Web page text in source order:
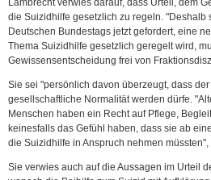
Lambrecht verwies darauf, dass Urteil, dem
die Suizidhilfe gesetzlich zu regeln. "Deshalb
Deutschen Bundestags jetzt gefordert, eine
Thema Suizidhilfe gesetzlich geregelt wird,
Gewissensentscheidung frei von
Sie sei "persönlich davon überzeugt, dass
gesellschaftliche Normalität werden dürfe.
Menschen haben ein Recht auf Pflege,
keinesfalls das Gefühl haben, dass sie ab
die Suizidhilfe in Anspruch nehmen
Sie verwies auch auf die Aussagen im Urteil